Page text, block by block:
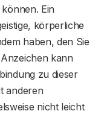
Ein
körperliche
haben, den Sie
kann
zu dieser
anderen
nicht leicht